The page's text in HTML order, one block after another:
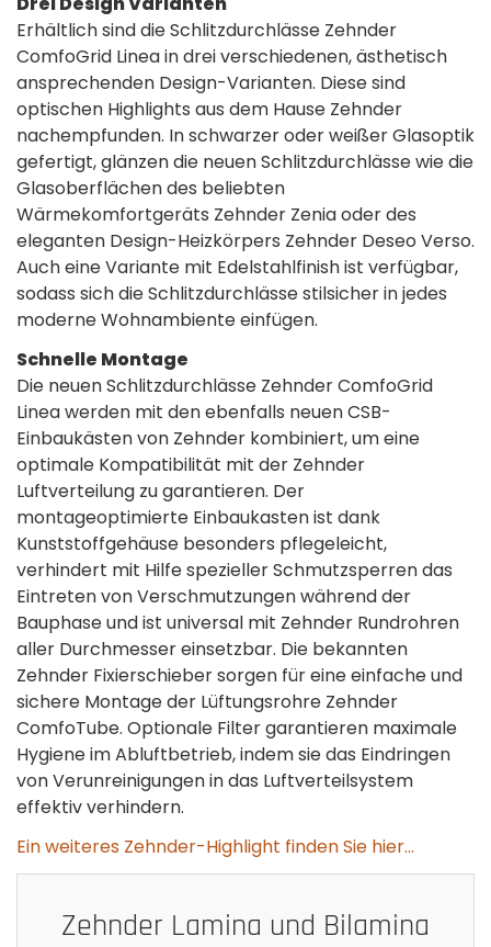
Erhältlich sind die Schlitzdurchlässe Zehnder
ComfoGrid Linea in drei verschiedenen, ästhetisch
ansprechenden Design-Varianten. Diese sind
optischen Highlights aus dem Hause Zehnder
nachempfunden. In schwarzer oder weißer Glasoptik
gefertigt, glänzen die neuen Schlitzdurchlässe wie die
Glasoberflächen des beliebten
Wärmekomfortgeräts Zehnder Zenia oder des
eleganten Design-Heizkörpers Zehnder Deseo Verso.
Auch eine Variante mit Edelstahlfinish ist verfügbar,
sodass sich die Schlitzdurchlässe stilsicher in jedes
moderne Wohnambiente einfügen.
Schnelle Montage
Die neuen Schlitzdurchlässe Zehnder ComfoGrid
Linea werden mit den ebenfalls neuen CSB-
Einbaukästen von Zehnder kombiniert, um eine
optimale Kompatibilität mit der Zehnder
Luftverteilung zu garantieren. Der
montageoptimierte Einbaukasten ist dank
Kunststoffgehäuse besonders pflegeleicht,
verhindert mit Hilfe spezieller Schmutzsperren das
Eintreten von Verschmutzungen während der
Bauphase und ist universal mit Zehnder Rundrohren
aller Durchmesser einsetzbar. Die bekannten
Zehnder Fixierschieber sorgen für eine einfache und
sichere Montage der Lüftungsrohre Zehnder
ComfoTube. Optionale Filter garantieren maximale
Hygiene im Abluftbetrieb, indem sie das Eindringen
von Verunreinigungen in das Luftverteilsystem
effektiv verhindern.
Ein weiteres Zehnder-Highlight finden Sie hier...
Zehnder Lamina und Bilamina